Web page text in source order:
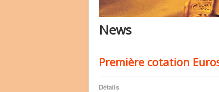
News
Première cotation
Détails